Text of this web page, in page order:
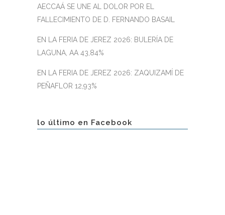
AECCAÁ SE UNE AL DOLOR POR EL
FALLECIMIENTO DE D. FERNANDO BASAIL
EN LA FERIA DE JEREZ 2026: BULERÍA DE
LAGUNA, AA 43,84%
EN LA FERIA DE JEREZ 2026: ZAQUIZAMÍ DE
PEÑAFLOR 12,93%
lo último en Facebook